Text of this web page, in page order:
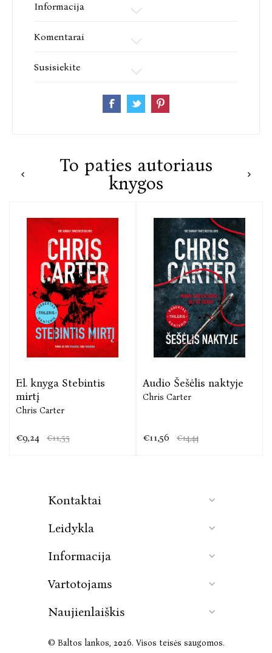
Informacija
Komentarai
Susisiekite
To paties autoriaus
knygos
El. knyga Stebintis
mirtį
Chris Carter
€9,24 €11,55
Audio Šešėlis naktyje
Chris Carter
€11,56 €14,44
Kontaktai
Leidykla
Informacija
Vartotojams
Naujienlaiškis
© Baltos lankos, 2026. Visos teisės saugomos.